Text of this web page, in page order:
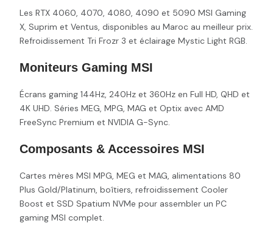
Les RTX 4060, 4070, 4080, 4090 et 5090 MSI Gaming
X, Suprim et Ventus, disponibles au Maroc au meilleur prix.
Refroidissement Tri Frozr 3 et éclairage Mystic Light RGB.
Moniteurs Gaming MSI
Écrans gaming 144Hz, 240Hz et 360Hz en Full HD, QHD et
4K UHD. Séries MEG, MPG, MAG et Optix avec AMD
FreeSync Premium et NVIDIA G-Sync.
Composants & Accessoires MSI
Cartes mères MSI MPG, MEG et MAG, alimentations 80
Plus Gold/Platinum, boîtiers, refroidissement Cooler
Boost et SSD Spatium NVMe pour assembler un PC
gaming MSI complet.